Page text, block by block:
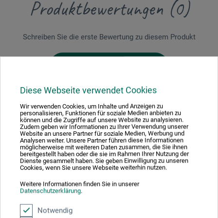
Diese Webseite verwendet Cookies
Wir verwenden Cookies, um Inhalte und Anzeigen zu
personalisieren, Funktionen für soziale Medien anbieten zu
können und die Zugriffe auf unsere Website zu analysieren.
Zudem geben wir Informationen zu Ihrer Verwendung unserer
Website an unsere Partner für soziale Medien, Werbung und
Analysen weiter. Unsere Partner führen diese Informationen
möglicherweise mit weiteren Daten zusammen, die Sie ihnen
bereitgestellt haben oder die sie im Rahmen Ihrer Nutzung der
Dienste gesammelt haben. Sie geben Einwilligung zu unseren
Cookies, wenn Sie unsere Webseite weiterhin nutzen.
Weitere Informationen finden Sie in unserer
Datenschutzerklärung.
Notwendig
Produktbewertungen (0)
Schreiben Sie die erste Bewertung zu diesem Produkt
Hersteller-Kontakt
Hier finden Sie die Kontaktdaten des Herstellers zu
frechverlag
Dieselstr. 5